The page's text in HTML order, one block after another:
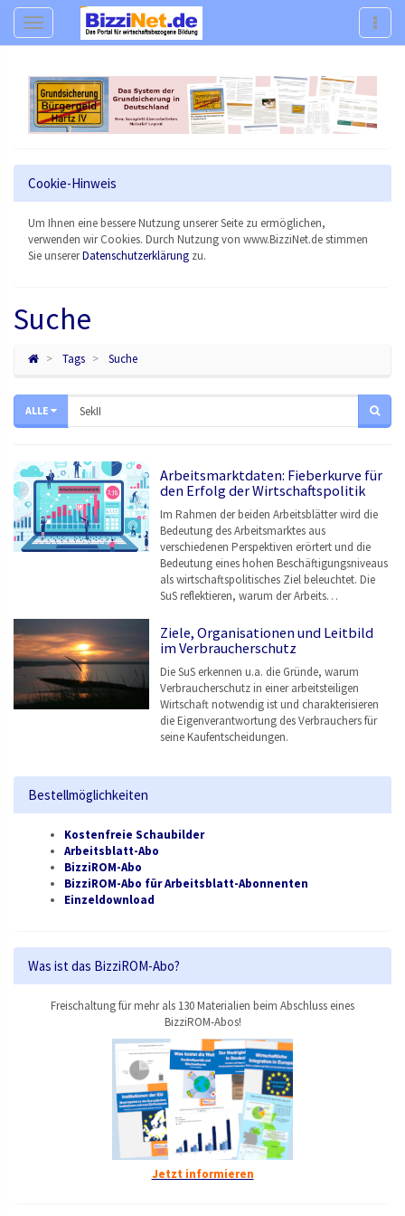
Navigation
Cookie-Hinweis
Um Ihnen eine bessere Nutzung unserer Seite zu ermöglichen,
verwenden wir Cookies. Durch Nutzung von www.BizziNet.de stimmen
Sie unsererDatenschutzerklärung zu.
Suche
Tags Suche
ALLE
Arbeitsmarktdaten: Fieberkurve für
den Erfolg der Wirtschaftspolitik
Im Rahmen der beiden Arbeitsblätter wird die
Bedeutung des Arbeitsmarktes aus
verschiedenen Perspektiven erörtert und die
Bedeutung eines hohen Beschäftigungsniveaus
als wirtschaftspolitisches Ziel beleuchtet. Die
SuS reflektieren, warum der Arbeits…
Ziele, Organisationen und Leitbild
im Verbraucherschutz
Die SuS erkennen u.a. die Gründe, warum
Verbraucherschutz in einer arbeitsteiligen
Wirtschaft notwendig ist und charakterisieren
die Eigenverantwortung des Verbrauchers für
seine Kaufentscheidungen.
Bestellmöglichkeiten
Kostenfreie Schaubilder
Arbeitsblatt-Abo
BizziROM-Abo
BizziROM-Abo für Arbeitsblatt-Abonnenten
Einzeldownload
Was ist das BizziROM-Abo?
Freischaltung für mehr als 130 Materialien beim Abschluss eines
BizziROM-Abos!
Jetzt informieren